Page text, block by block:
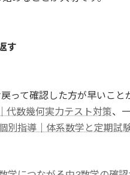
す
って確認した方が早いこと
代数幾何実力テスト対策、
別指導｜体系数学と定期試